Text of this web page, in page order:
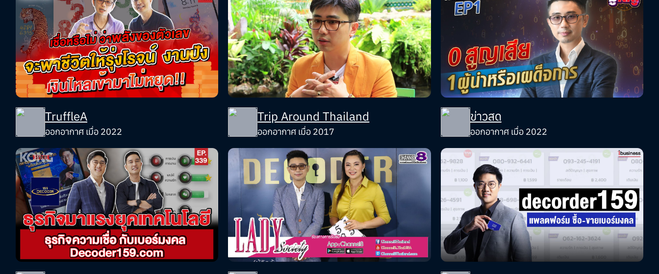
TruffleA
ออกอากาศ เมื่อ 2022
Trip Around Thailand
ออกอากาศ เมื่อ 2017
ข่าวสด
ออกอากาศ เมื่อ 2022